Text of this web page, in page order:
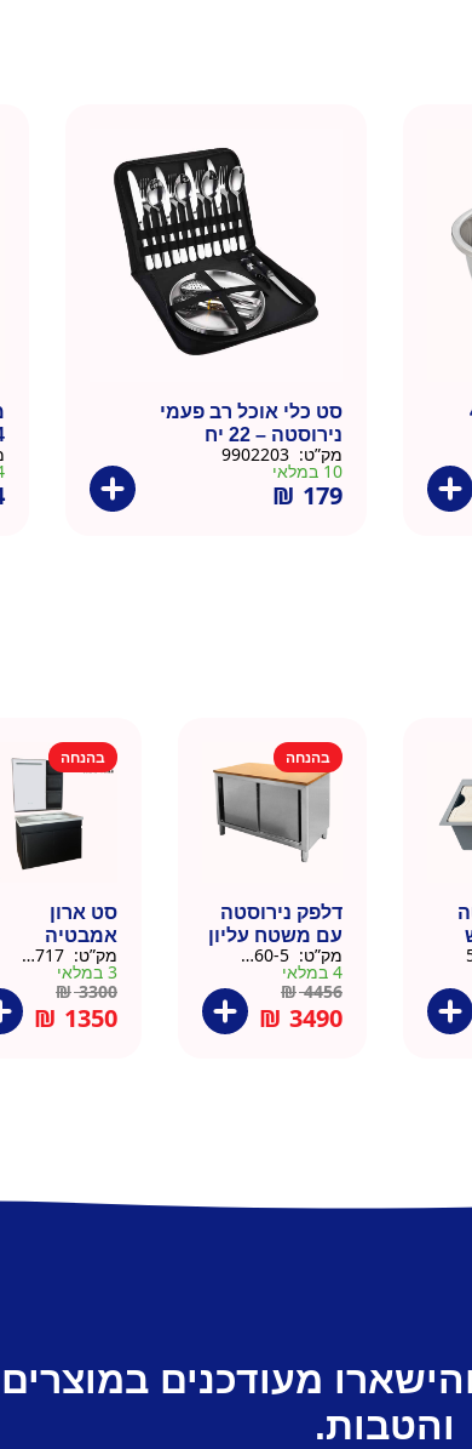
סט כלי אוכל רב פעמי
נירוסטה – 22 יח
מק”ט:
10 במלאי
₪ 179
4
בהנחה
דלפק נירוסטה
עם משטח עליון
עץ מלא גוון
דניאל
מק”ט:
4 במלאי
₪4456
₪ 3490
בהנחה
סט ארון
אמבטיה
נירוסטה שחור
60 סמ
מק”ט:
3 במלאי
₪3300
₪ 1350
מעודכנים
והטבות.